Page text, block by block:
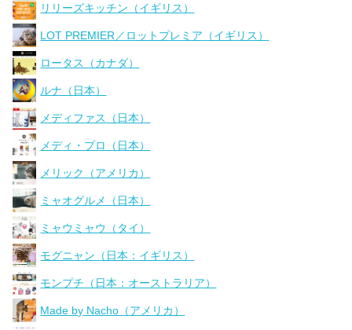
リリーズキッチン（イギリス）
LOT PREMIER／ロットプレミア（イギリス）
ロータス（カナダ）
ルナ（日本）
メディファス（日本）
メディ・プロ（日本）
メリック（アメリカ）
ミャオグルメ（日本）
ミャウミャウ（タイ）
モグニャン（日本：イギリス）
モンプチ（日本：オーストラリア）
Made by Nacho（アメリカ）